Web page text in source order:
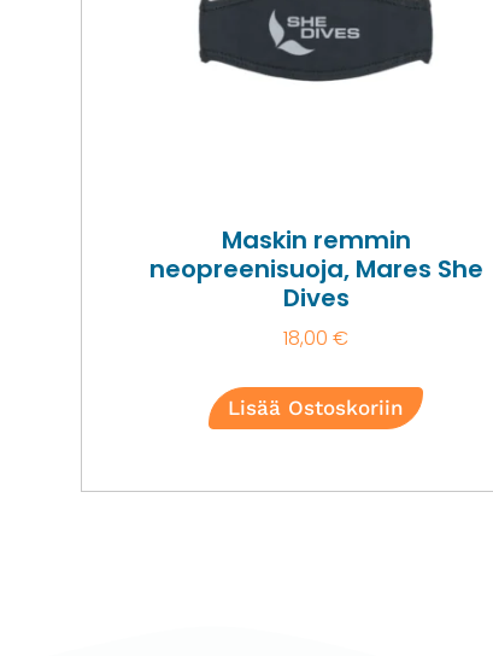
Maskin remmin
neopreenisuoja, Mares She
Dives
18,00€
Lisää Ostoskoriin